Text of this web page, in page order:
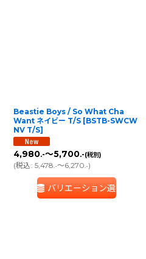
Beastie Boys / So What Cha
Want ネイビー T/S [BSTB-SWCW
NV T/S]
4,980.-～5,700.-(税別)
(税込: 5,478.-～6,270.-)
バリエーション選択